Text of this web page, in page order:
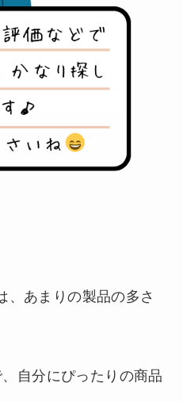
、あまりの製品の多さ
自分にぴったりの商品